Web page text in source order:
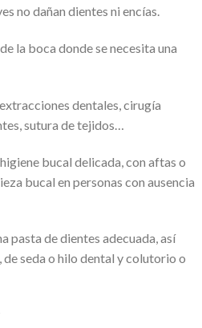
no dañan dientes ni encías.
la boca donde se necesita una
dentales, cirugía
sutura de tejidos…
bucal delicada, con aftas o
bucal en personas con ausencia
pasta de dientes adecuada, así
seda o hilo dental y colutorio o